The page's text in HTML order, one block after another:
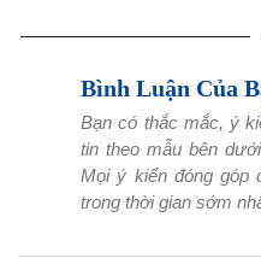
Bình Luận Của
Bạn có thắc mắc, ý
tin theo mẫu bên
Mọi ý kiến đóng góp
trong thời gian sớm